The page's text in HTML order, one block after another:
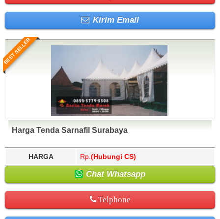
Kirim Email
BEST SELLER
Harga Tenda Sarnafil Surabaya
HARGA Rp. (Hubungi CS)
Chat Whatsapp
Telphone